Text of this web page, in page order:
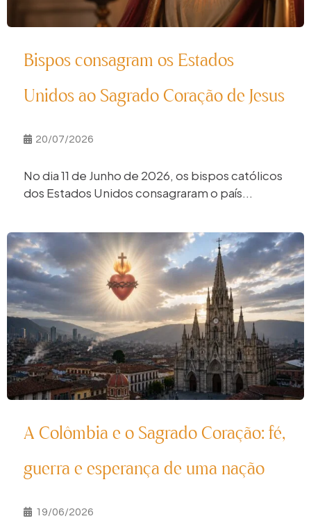
Bispos consagram os Estados
Unidos ao Sagrado Coração de Jesus
20/07/2026
No dia 11 de Junho de 2026, os bispos católicos
dos Estados Unidos consagraram o país...
A Colômbia e o Sagrado Coração: fé,
guerra e esperança de uma nação
19/06/2026